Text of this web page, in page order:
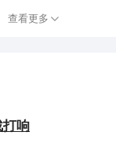
查看更多
打响